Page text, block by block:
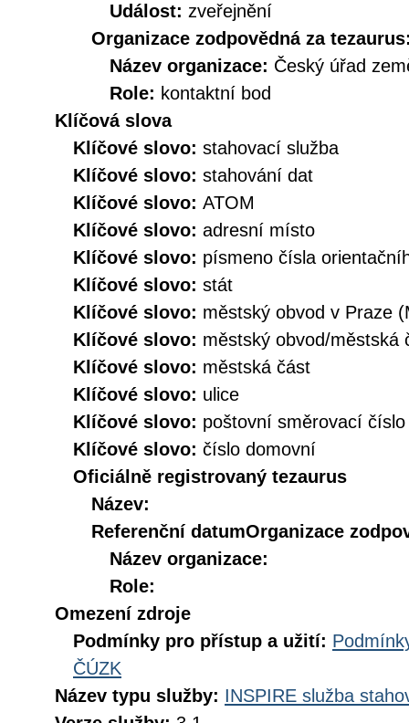
Událost: zveřejnění
Organizace zodpovědná za
Název organizace: Český úřad
Role: kontaktní bod
Klíčová slova
Klíčové slovo: stahovací služba
Klíčové slovo: stahování dat
Klíčové slovo: ATOM
Klíčové slovo: adresní místo
Klíčové slovo: písmeno čísla
Klíčové slovo: stát
Klíčové slovo: městský obvod v Praze
Klíčové slovo: městský obvod/městská
Klíčové slovo: městská část
Klíčové slovo: ulice
Klíčové slovo: poštovní směrovací číslo
Klíčové slovo: číslo domovní
Oficiálně registrovaný tezaurus
Název:
Referenční datumOrganizace
Název organizace:
Role:
Omezení zdroje
Podmínky pro přístup a užití:
ČÚZK
Název typu služby: INSPIRE služba